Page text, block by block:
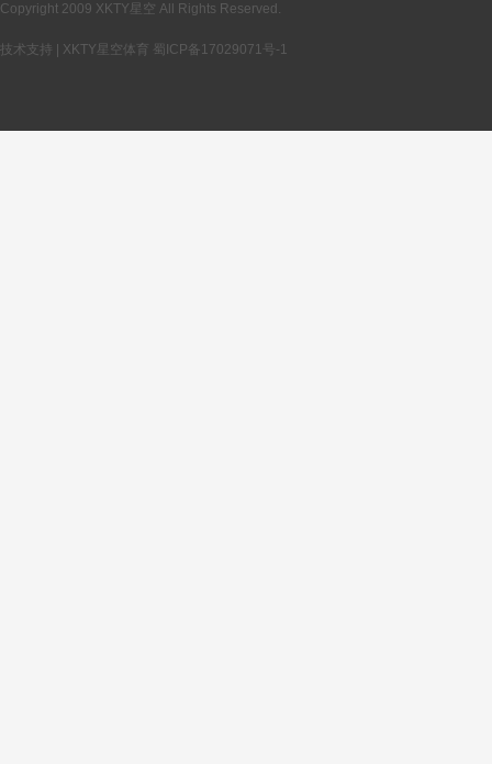
Copyright 2009 XKTY星空 All Rights Reserved.
技术支持 | XKTY星空体育 蜀ICP备17029071号-1